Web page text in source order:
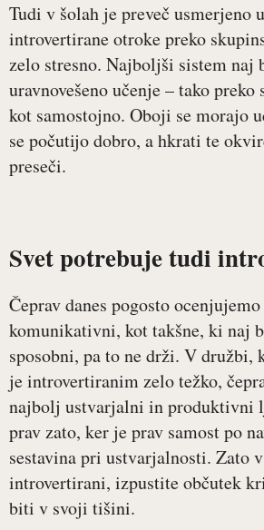
Tudi v šolah je preveč usmerjeno
introvertirane otroke preko
zelo stresno. Najboljši sistem naj
uravnovešeno učenje – tako preko
kot samostojno. Oboji se morajo
se počutijo dobro, a hkrati te
preseči.
Svet potrebuje tudi
Čeprav danes pogosto
komunikativni, kot takšne, ki naj
sposobni, pa to ne drži. V družbi,
je introvertiranim zelo težko,
najbolj ustvarjalni in produktivni
prav zato, ker je prav samost po
sestavina pri ustvarjalnosti. Zato
introvertirani, izpustite občutek
biti v svoji tišini.